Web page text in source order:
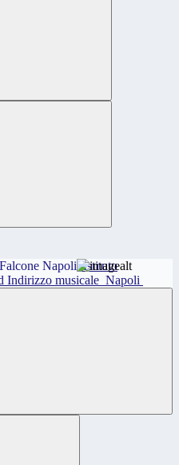
Istituto
Indirizzo musicale Napoli